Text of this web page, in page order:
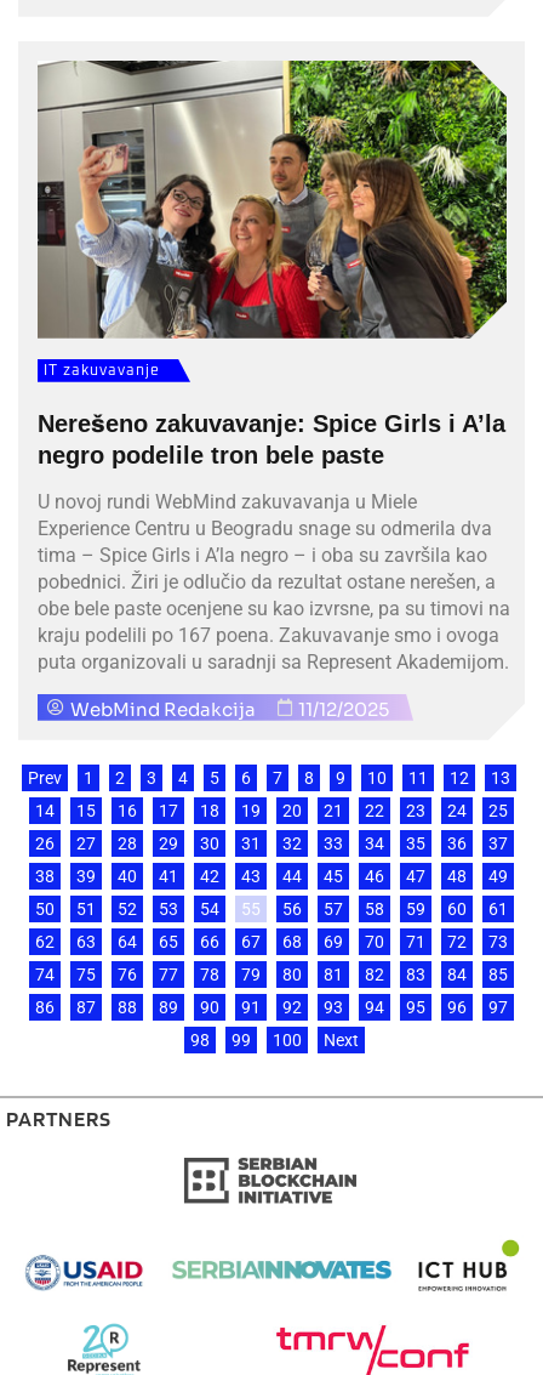
IT zakuvavanje
Nerešeno zakuvavanje: Spice Girls i A’la
negro podelile tron bele paste
U novoj rundi WebMind zakuvavanja u Miele
Experience Centru u Beogradu snage su odmerila dva
tima – Spice Girls i A’la negro – i oba su završila kao
pobednici. Žiri je odlučio da rezultat ostane nerešen, a
obe bele paste ocenjene su kao izvrsne, pa su timovi na
kraju podelili po 167 poena. Zakuvavanje smo i ovoga
puta organizovali u saradnji sa Represent Akademijom.
WebMind Redakcija 11/12/2025
Prev 1 2 3 4 5 6 7 8 9 10 11 12
13
14
15 16 17 18 19 20 21 22 23 24
25
26
27 28 29 30 31 32 33 34 35 36
37
38
39 40 41 42 43 44 45 46 47 48
49
50
51 52 53 54 55 56 57 58 59 60
61
62
63 64 65 66 67 68 69 70 71 72
73
74
75 76 77 78 79 80 81 82 83 84
85
86
87 88 89 90 91 92 93 94 95 96
97
98
99 100 Next
PARTNERS